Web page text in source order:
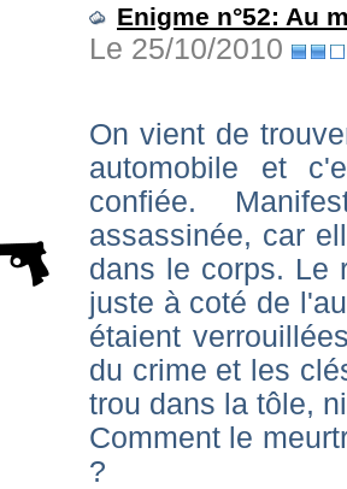
Enigme n°52: Au
Le 25/10/2010
On vient de
automobile et
confiée.
assassinée, car
dans le corps. Le
juste à coté de
étaient
du crime et les
trou dans la tôle,
Comment le
?